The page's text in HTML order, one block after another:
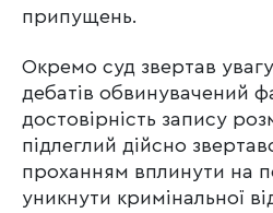
припущень.
Окремо суд звертав
дебатів обвинувачений
достовірність запису
підлеглий дійсно
проханням вплинути на
уникнути кримінальної